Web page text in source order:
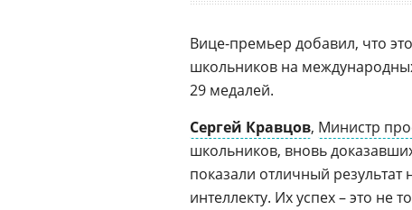
Вице-премьер добавил, что
школьников на
29 медалей.
Сергей Кравцов, Министр
школьников, вновь
показали отличный
интеллекту. Их успех – это не